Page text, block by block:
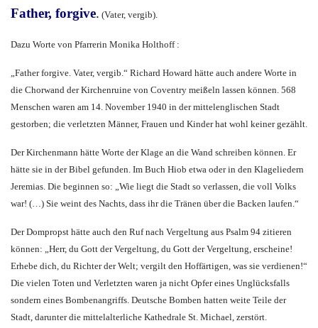
Father, forgive. (Vater, vergib).
Dazu Worte von Pfarrerin Monika Holthoff :
„Father forgive. Vater, vergib.“ Richard Howard hätte auch andere Worte in
die Chorwand der Kirchenruine von Coventry meißeln lassen können. 568
Menschen waren am 14. November 1940 in der mittelenglischen Stadt
gestorben; die verletzten Männer, Frauen und Kinder hat wohl keiner gezählt.
Der Kirchenmann hätte Worte der Klage an die Wand schreiben können. Er
hätte sie in der Bibel gefunden. Im Buch Hiob etwa oder in den Klageliedern
Jeremias. Die beginnen so: „Wie liegt die Stadt so verlassen, die voll Volks
war! (…) Sie weint des Nachts, dass ihr die Tränen über die Backen laufen.“
Der Dompropst hätte auch den Ruf nach Vergeltung aus Psalm 94 zitieren
können: „Herr, du Gott der Vergeltung, du Gott der Vergeltung, erscheine!
Erhebe dich, du Richter der Welt; vergilt den Hoffärtigen, was sie verdienen!“
Die vielen Toten und Verletzten waren ja nicht Opfer eines Unglücksfalls
sondern eines Bombenangriffs. Deutsche Bomben hatten weite Teile der
Stadt, darunter die mittelalterliche Kathedrale St. Michael, zerstört.